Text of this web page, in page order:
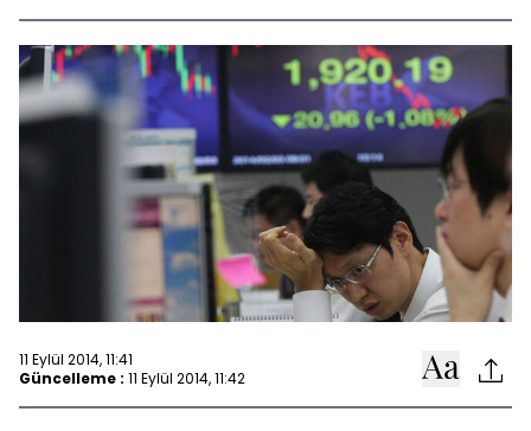
11 Eylül 2014, 11:41
Güncelleme : 11 Eylül 2014, 11:42